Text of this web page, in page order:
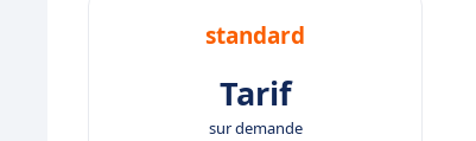
standard
Tarif
sur demande